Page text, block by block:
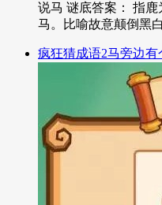
说马 谜底答案： 指
马。比喻故意颠倒黑
疯狂猜成语2马旁边